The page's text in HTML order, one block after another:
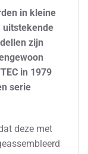
in kleine
uitstekende
zijn
in 1979
serie
deze met